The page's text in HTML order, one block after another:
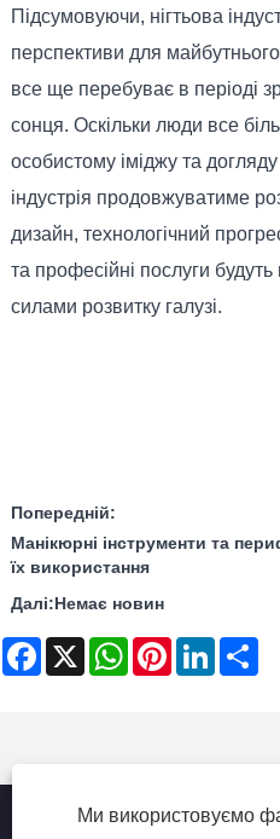
Підсумовуючи, нігтьова
перспективи для
все ще перебуває в періоді
сонця. Оскільки люди все
особистому іміджу та
індустрія продовжуватиме
дизайн, технологічний
та професійні послуги
силами розвитку галузі.
Попередній:
Манікюрні інструменти та
їх використання
Далі:Немає новин
Facebook
X WhatsAppPinterestLinkedIn
Ми використовуємо